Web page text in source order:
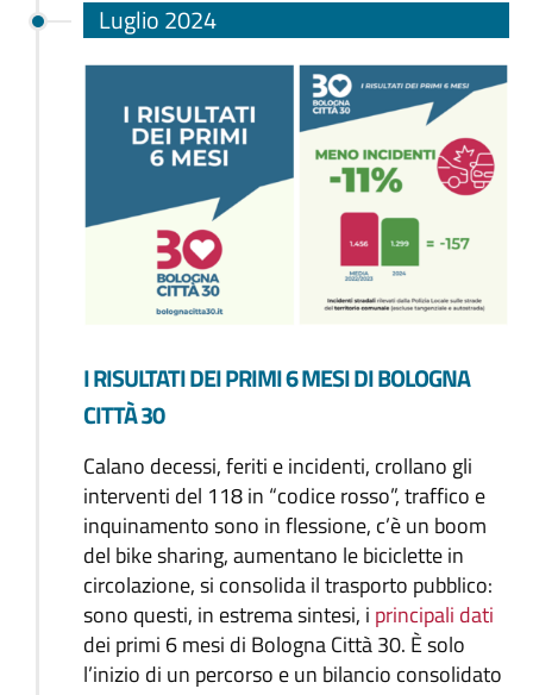
Luglio 2024
I RISULTATI DEI PRIMI 6 MESI DI BOLOGNA
CITTÀ 30
Calano decessi, feriti e incidenti, crollano gli
interventi del 118 in “codice rosso”, traffico e
inquinamento sono in flessione, c’è un boom
del bike sharing, aumentano le biciclette in
circolazione, si consolida il trasporto pubblico:
sono questi, in estrema sintesi, i principali dati
dei primi 6 mesi di Bologna Città 30. È solo
l’inizio di un percorso e un bilancio consolidato